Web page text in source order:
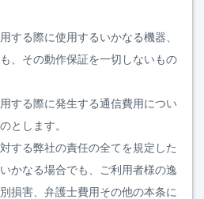
する際に使用するいかなる機器、
、その動作保証を一切しないもの
する際に発生する通信費用につい
とします。
する弊社の責任の全てを規定した
かなる場合でも、ご利用者様の逸
損害、弁護士費用その他の本条に